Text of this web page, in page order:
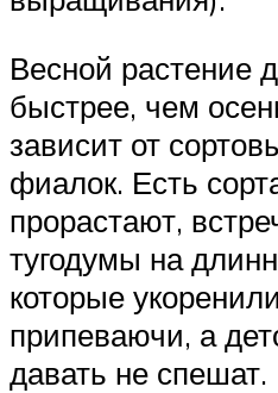
Весной растение
быстрее, чем
зависит от
фиалок. Есть
прорастают,
тугодумы на
которые
припеваючи, а
давать не спешат.